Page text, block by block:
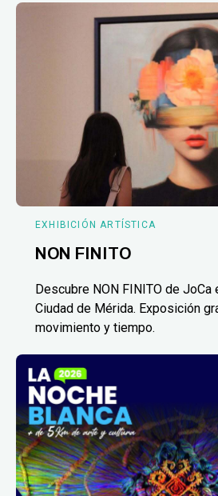
EXHIBICIÓN ARTÍSTICA
NON FINITO
Descubre NON FINITO de
Ciudad de Mérida. Exposición
movimiento y tiempo.